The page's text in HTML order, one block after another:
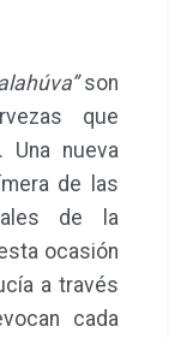
son
que
Una nueva
de las
de la
ocasión
a través
cada